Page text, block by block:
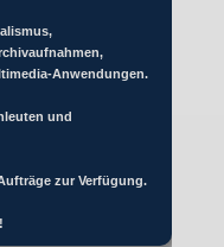
Anwendungen.
und
zur Verfügung.